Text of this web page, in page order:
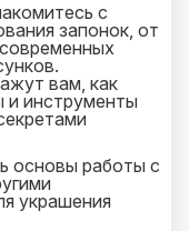
с
запонок, от
вам, как
инструменты
основы работы с
украшения